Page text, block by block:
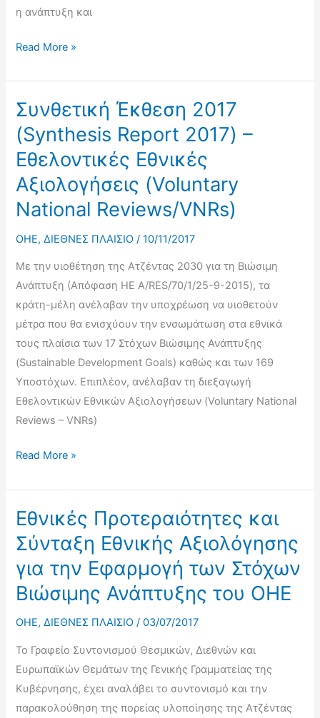
η ανάπτυξη και
Eτήσια
UNCTAD
Έτους
2017
για
το
Εμπόριο
και
την
Ανάπτυξη
Read More »
Συνθετική Έκθεση 2017
(Synthesis Report 2017) –
Εθελοντικές Εθνικές
Αξιολογήσεις (Voluntary
National Reviews/VNRs)
OHE,ΔΙΕΘΝΕΣ ΠΛΑΙΣΙΟ /10/11/2017
Με την υιοθέτηση της Ατζέντας 2030 για τη Βιώσιμη
Ανάπτυξη (Απόφαση ΗΕ A/RES/70/1/25-9-2015), τα
κράτη-μέλη ανέλαβαν την υποχρέωση να υιοθετούν
μέτρα που θα ενισχύουν την ενσωμάτωση στα εθνικά
τους πλαίσια των 17 Στόχων Βιώσιμης Ανάπτυξης
(Sustainable Development Goals) καθώς και των 169
Υποστόχων. Επιπλέον, ανέλαβαν τη διεξαγωγή
Εθελοντικών Εθνικών Αξιολογήσεων (Voluntary National
Reviews – VNRs)
Συνθετική
2017
(Synthesis
Report
2017)
–
Εθελοντικές
Αξιολογήσεις
(Voluntary
National
Reviews/VNRs)
Read More »
Εθνικές Προτεραιότητες και
Σύνταξη Εθνικής Αξιολόγησης
για την Εφαρμογή των Στόχων
Βιώσιμης Ανάπτυξης του ΟΗΕ
OHE,ΔΙΕΘΝΕΣ ΠΛΑΙΣΙΟ /03/07/2017
Το Γραφείο Συντονισμού Θεσμικών, Διεθνών και
Ευρωπαϊκών Θεμάτων της Γενικής Γραμματείας της
Κυβέρνησης, έχει αναλάβει το συντονισμό και την
παρακολούθηση της πορείας υλοποίησης της Ατζέντας